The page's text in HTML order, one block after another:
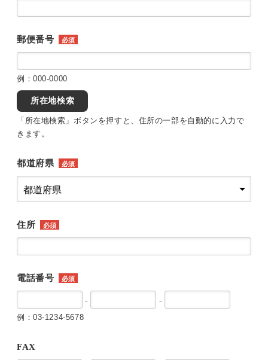
郵便番号 必須
例：000-0000
所在地検索
「所在地検索」ボタンを押すと、住所の一部を自動的に入力で
きます。
都道府県 必須
住所 必須
電話番号 必須
-
-
例：03-1234-5678
FAX